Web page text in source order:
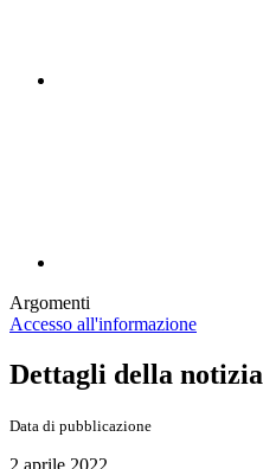
Argomenti
Accesso all'informazione
Dettagli della notizia
Data di pubblicazione
2 aprile 2022